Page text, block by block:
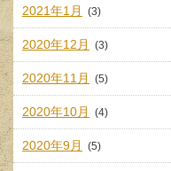
2021年1月 (3)
2020年12月 (3)
2020年11月 (5)
2020年10月 (4)
2020年9月 (5)